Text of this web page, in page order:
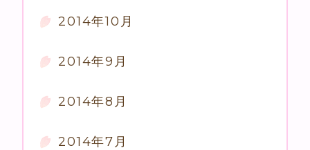
2014年10月
2014年9月
2014年8月
2014年7月